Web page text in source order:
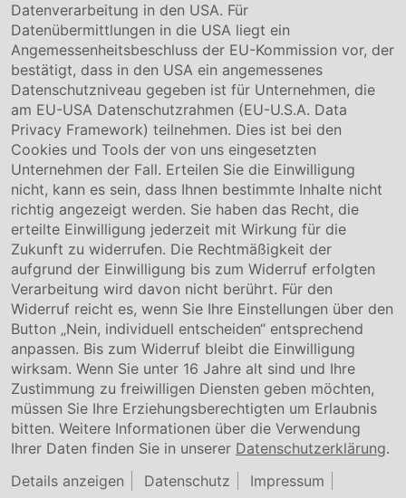
Unternehmen
Über uns
Compliance
Hinweisgebersystem
Karriere
Service & Kontakt
Kontakt
Downloads
Garantiebedingungen
Zertifikate
Rechtliches
Impressum
AGB
Datenschutz
Cookie Einstellung
Datenverarbeitung in den USA. Für
Datenübermittlungen in die USA liegt ein
Angemessenheitsbeschluss der EU-Kommission vor, der
bestätigt, dass in den USA ein angemessenes
Datenschutzniveau gegeben ist für Unternehmen, die
am EU-USA Datenschutzrahmen (EU-U.S.A. Data
Privacy Framework) teilnehmen. Dies ist bei den
Cookies und Tools der von uns eingesetzten
Unternehmen der Fall. Erteilen Sie die Einwilligung
nicht, kann es sein, dass Ihnen bestimmte Inhalte nicht
richtig angezeigt werden. Sie haben das Recht, die
erteilte Einwilligung jederzeit mit Wirkung für die
Zukunft zu widerrufen. Die Rechtmäßigkeit der
aufgrund der Einwilligung bis zum Widerruf erfolgten
Verarbeitung wird davon nicht berührt. Für den
Widerruf reicht es, wenn Sie Ihre Einstellungen über den
Button „Nein, individuell entscheiden“ entsprechend
anpassen. Bis zum Widerruf bleibt die Einwilligung
wirksam. Wenn Sie unter 16 Jahre alt sind und Ihre
Zustimmung zu freiwilligen Diensten geben möchten,
müssen Sie Ihre Erziehungsberechtigten um Erlaubnis
bitten. Weitere Informationen über die Verwendung
Ihrer Daten finden Sie in unserer Datenschutzerklärung.
Details anzeigen
Datenschutz Impressum